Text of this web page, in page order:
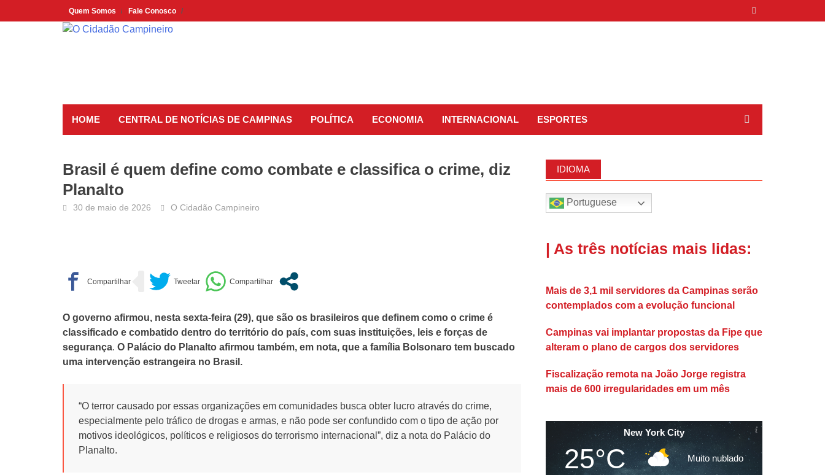
to
Quem Somos Fale Conosco
HOME CENTRAL DE NOTÍCIAS DE CAMPINAS POLÍTICA ECONOMIA INTERNACIONAL ESPORTES
Brasil é quem define como combate e classifica o crime, diz
Planalto
30 de maio de 2026 O Cidadão Campineiro
O governo afirmou, nesta sexta-feira (29), que são os brasileiros que definem como o crime é
classificado e combatido dentro do território do país, com suas instituições, leis e forças de
segurança. O Palácio do Planalto afirmou também, em nota, que a família Bolsonaro tem buscado
uma intervenção estrangeira no Brasil.
“O terror causado por essas organizações em comunidades busca obter lucro através do crime,
especialmente pelo tráfico de drogas e armas, e não pode ser confundido com o tipo de ação por
motivos ideológicos, políticos e religiosos do terrorismo internacional”, diz a nota do Palácio do
Planalto.
IDIOMA
Portuguese
| As três notícias mais lidas:
Mais de 3,1 mil servidores da Campinas serão
contemplados com a evolução funcional
Campinas vai implantar propostas da Fipe que
alteram o plano de cargos dos servidores
Fiscalização remota na João Jorge registra
mais de 600 irregularidades em um mês
New York City
25°C Muito nublado